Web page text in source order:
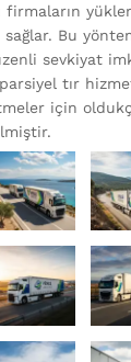
firmaların
sağlar. Bu
sevkiyat
tır
için